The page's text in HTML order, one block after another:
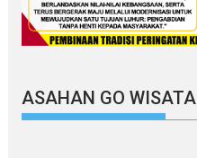
ASAHAN GO WISATA